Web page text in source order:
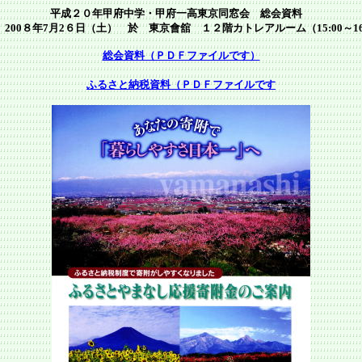
平成２０年甲府中学・甲府一高東京同窓会 総会資料
年7月2６日（土） 於 東京會舘 １２階カトレアルーム（15:00～
総会資料（ＰＤＦファイルです）
ふるさと納税資料（ＰＤＦファイルです